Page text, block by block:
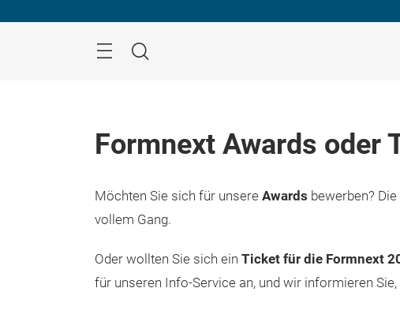
Suche
Formnext Awards oder
Möchten Sie sich für unsere Awards bewerben?
vollem Gang.
Oder wollten Sie sich ein Ticket für die Formnext
für unseren Info-Service an, und wir informieren